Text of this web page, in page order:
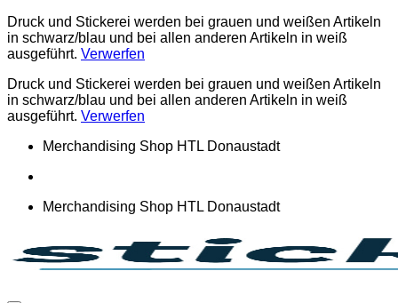
Druck und Stickerei werden bei grauen und weißen Artikeln
in schwarz/blau und bei allen anderen Artikeln in weiß
ausgeführt. Verwerfen
Druck und Stickerei werden bei grauen und weißen Artikeln
in schwarz/blau und bei allen anderen Artikeln in weiß
ausgeführt. Verwerfen
Zum
springen
Merchandising Shop HTL Donaustadt
Merchandising Shop HTL Donaustadt